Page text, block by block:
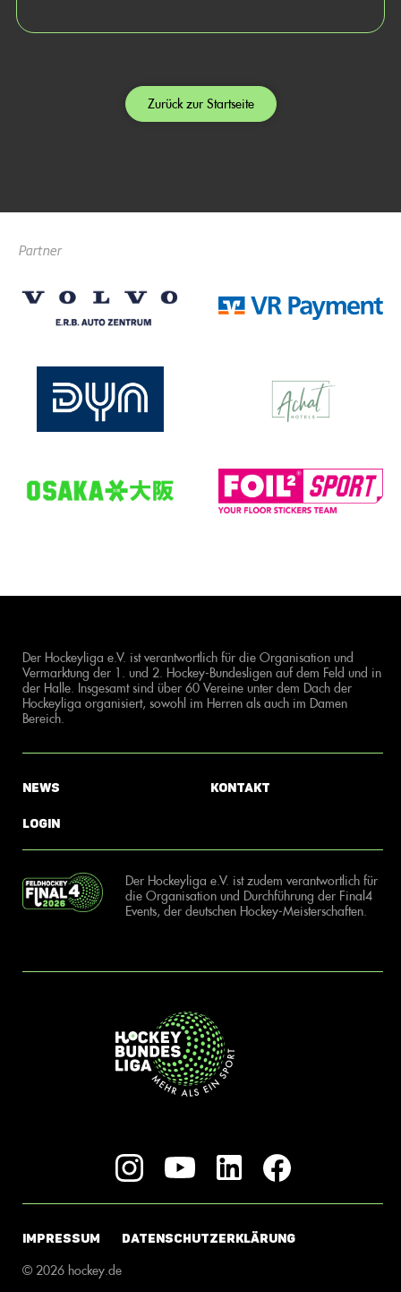
Zurück zur Startseite
Partner
Der Hockeyliga e.V. ist verantwortlich für die Organisation und
Vermarktung der 1. und 2. Hockey-Bundesligen auf dem Feld und in
der Halle. Insgesamt sind über 60 Vereine unter dem Dach der
Hockeyliga organisiert, sowohl im Herren als auch im Damen
Bereich.
News
Login
Kontakt
Der Hockeyliga e.V. ist zudem verantwortlich für
die Organisation und Durchführung der Final4
Events, der deutschen Hockey-Meisterschaften.
IMPRESSUM DATENSCHUTZERKLÄRUNG
© 2026 hockey.de